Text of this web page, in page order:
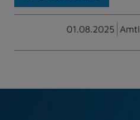
01.08.2025